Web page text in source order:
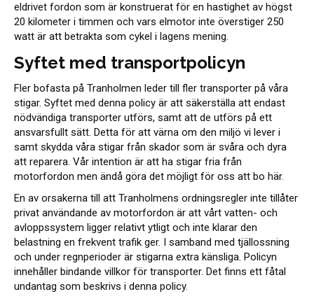
eldrivet fordon som är konstruerat för en hastighet av högst
20 kilometer i timmen och vars elmotor inte överstiger 250
watt är att betrakta som cykel i lagens mening.
Syftet med transportpolicyn
Fler bofasta på Tranholmen leder till fler transporter på våra
stigar. Syftet med denna policy är att säkerställa att endast
nödvändiga transporter utförs, samt att de utförs på ett
ansvarsfullt sätt. Detta för att värna om den miljö vi lever i
samt skydda våra stigar från skador som är svåra och dyra
att reparera. Vår intention är att ha stigar fria från
motorfordon men ändå göra det möjligt för oss att bo här.
En av orsakerna till att Tranholmens ordningsregler inte tillåter
privat användande av motorfordon är att vårt vatten- och
avloppssystem ligger relativt ytligt och inte klarar den
belastning en frekvent trafik ger. I samband med tjällossning
och under regnperioder är stigarna extra känsliga. Policyn
innehåller bindande villkor för transporter. Det finns ett fåtal
undantag som beskrivs i denna policy.